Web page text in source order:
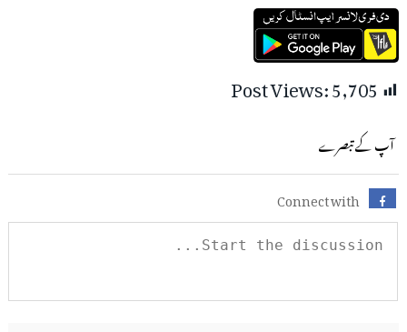
Post Views:5,705
آپ کے تبصرے
Connect with